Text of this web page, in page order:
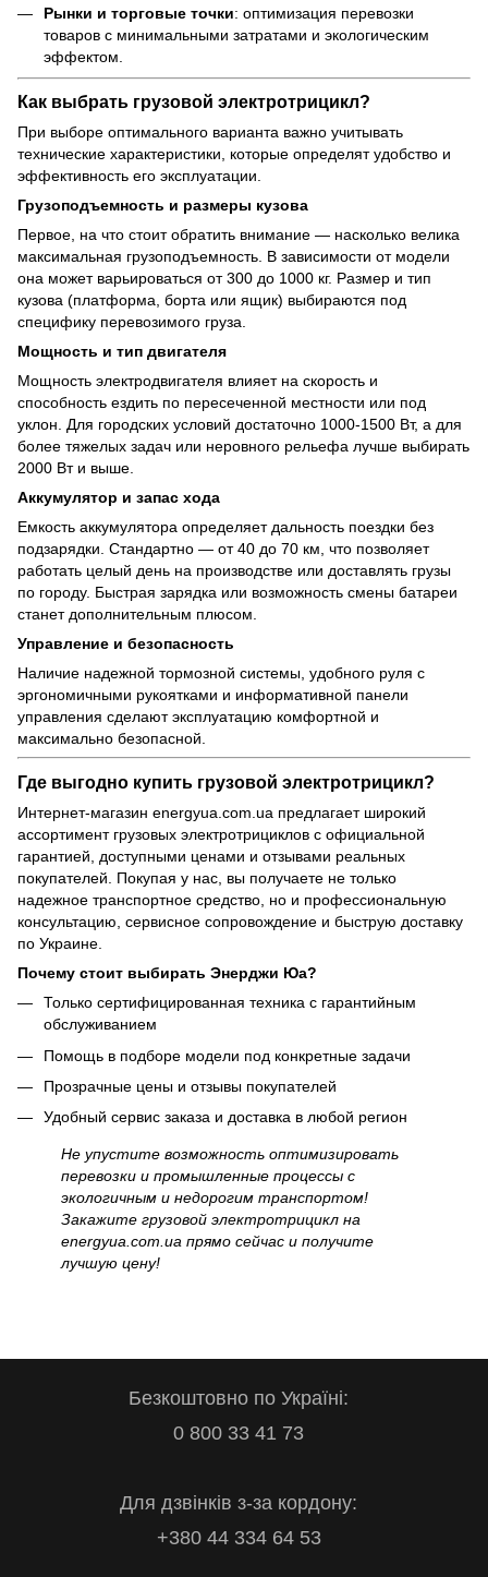
Рынки и торговые точки: оптимизация перевозки
товаров с минимальными затратами и экологическим
эффектом.
Как выбрать грузовой электротрицикл?
При выборе оптимального варианта важно учитывать
технические характеристики, которые определят удобство и
эффективность его эксплуатации.
Грузоподъемность и размеры кузова
Первое, на что стоит обратить внимание — насколько велика
максимальная грузоподъемность. В зависимости от модели
она может варьироваться от 300 до 1000 кг. Размер и тип
кузова (платформа, борта или ящик) выбираются под
специфику перевозимого груза.
Мощность и тип двигателя
Мощность электродвигателя влияет на скорость и
способность ездить по пересеченной местности или под
уклон. Для городских условий достаточно 1000-1500 Вт, а для
более тяжелых задач или неровного рельефа лучше выбирать
2000 Вт и выше.
Аккумулятор и запас хода
Емкость аккумулятора определяет дальность поездки без
подзарядки. Стандартно — от 40 до 70 км, что позволяет
работать целый день на производстве или доставлять грузы
по городу. Быстрая зарядка или возможность смены батареи
станет дополнительным плюсом.
Управление и безопасность
Наличие надежной тормозной системы, удобного руля с
эргономичными рукоятками и информативной панели
управления сделают эксплуатацию комфортной и
максимально безопасной.
Где выгодно купить грузовой электротрицикл?
Интернет-магазин energyua.com.ua предлагает широкий
ассортимент грузовых электротрициклов с официальной
гарантией, доступными ценами и отзывами реальных
покупателей. Покупая у нас, вы получаете не только
надежное транспортное средство, но и профессиональную
консультацию, сервисное сопровождение и быструю доставку
по Украине.
Почему стоит выбирать Энерджи Юа?
Только сертифицированная техника с гарантийным
обслуживанием
Помощь в подборе модели под конкретные задачи
Прозрачные цены и отзывы покупателей
Удобный сервис заказа и доставка в любой регион
Не упустите возможность оптимизировать
перевозки и промышленные процессы с
экологичным и недорогим транспортом!
Закажите грузовой электротрицикл на
energyua.com.ua прямо сейчас и получите
лучшую цену!
Безкоштовно по Україні:
0 800 33 41 73
Для дзвінків з-за кордону:
+380 44 334 64 53